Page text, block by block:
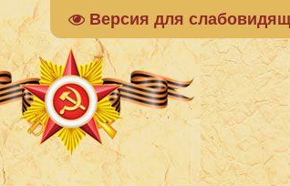
Версия для